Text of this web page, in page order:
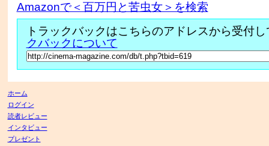
Amazonで＜百万円と苦虫女＞を検索
トラックバックはこちらのアドレスから受付
クバックについて
ホーム
ログイン
読者レビュー
インタビュー
プレゼント